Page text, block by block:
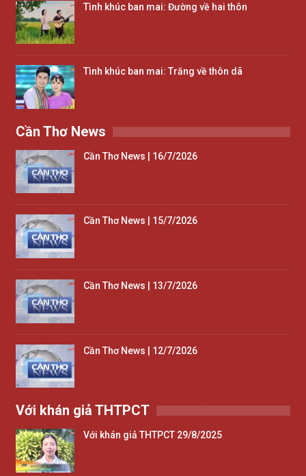
Tình khúc ban mai: Đường về hai thôn
Tình khúc ban mai: Trăng về thôn dã
Cần Thơ News
Cần Thơ News | 16/7/2026
Cần Thơ News | 15/7/2026
Cần Thơ News | 13/7/2026
Cần Thơ News | 12/7/2026
Với khán giả THTPCT
Với khán giả THTPCT 29/8/2025